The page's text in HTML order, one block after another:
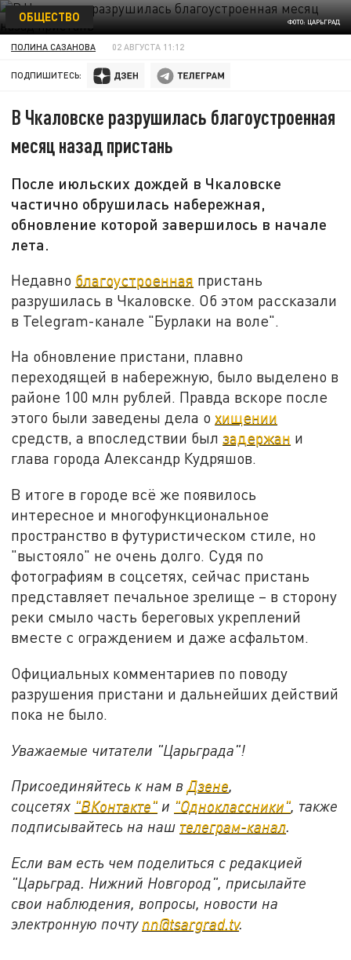
ФОТО: ЦАРЬГРАД
ОБЩЕСТВО
ПОЛИНА САЗАНОВА 02 АВГУСТА 11:12
ПОДПИШИТЕСЬ:
В Чкаловске разрушилась благоустроенная
месяц назад пристань
После июльских дождей в Чкаловске
частично обрушилась набережная,
обновление которой завершилось в начале
лета.
Недавно благоустроенная пристань
разрушилась в Чкаловске. Об этом рассказали
в Telegram-канале "Бурлаки на воле".
На обновление пристани, плавно
переходящей в набережную, было выделено в
районе 100 млн рублей. Правда вскоре после
этого были заведены дела о хищении
средств, а впоследствии былзадержан и
глава города Александр Кудряшов.
В итоге в городе всё же появилось
интересное и многофункциональное
пространство в футуристическом стиле, но
"выстояло" не очень долго. Судя по
фотографиям в соцсетях, сейчас пристань
представляет печальное зрелище – в сторону
реки смыло часть береговых укреплений
вместе с ограждением и даже асфальтом.
Официальных комментариев по поводу
разрушения пристани и дальнейших действий
пока не было.
Уважаемые читатели "Царьграда"!
Присоединяйтесь к нам вДзене,
соцсетях "ВКонтакте" и "Одноклассники", также
подписывайтесь на наш телеграм-канал.
Если вам есть чем поделиться с редакцией
"Царьград. Нижний Новгород", присылайте
свои наблюдения, вопросы, новости на
электронную почту nn@tsargrad.tv.